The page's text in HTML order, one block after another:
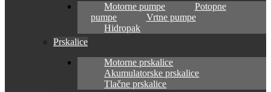
Motorne pumpe
Potopne
pumpe
Vrtne pumpe
Hidropak
Prskalice
Motorne prskalice
Akumulatorske prskalice
Tlačne prskalice